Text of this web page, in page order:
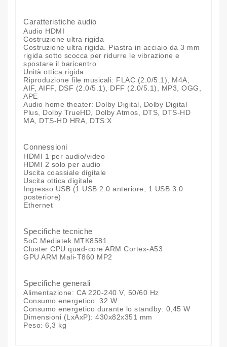
Caratteristiche audio
Audio HDMI
Costruzione ultra rigida
Costruzione ultra rigida. Piastra in acciaio da 3 mm
rigida sotto scocca per ridurre le vibrazione e
spostare il baricentro
Unità ottica rigida
Riproduzione file musicali: FLAC (2.0/5.1), M4A,
AIF, AIFF, DSF (2.0/5.1), DFF (2.0/5.1), MP3, OGG,
APE
Audio home theater: Dolby Digital, Dolby Digital
Plus, Dolby TrueHD, Dolby Atmos, DTS, DTS-HD
MA, DTS-HD HRA, DTS:X
Connessioni
HDMI 1 per audio/video
HDMI 2 solo per audio
Uscita coassiale digitale
Uscita ottica digitale
Ingresso USB (1 USB 2.0 anteriore, 1 USB 3.0
posteriore)
Ethernet
Specifiche tecniche
SoC Mediatek MTK8581
Cluster CPU quad-core ARM Cortex-A53
GPU ARM Mali-T860 MP2
Specifiche generali
Alimentazione: CA 220-240 V, 50/60 Hz
Consumo energetico: 32 W
Consumo energetico durante lo standby: 0,45 W
Dimensioni (LxAxP): 430x82x351 mm
Peso: 6,3 kg